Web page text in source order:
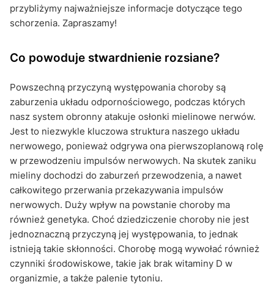
przybliżymy najważniejsze informacje dotyczące tego
schorzenia. Zapraszamy!
Co powoduje stwardnienie rozsiane?
Powszechną przyczyną występowania choroby są
zaburzenia układu odpornościowego, podczas których
nasz system obronny atakuje osłonki mielinowe nerwów.
Jest to niezwykle kluczowa struktura naszego układu
nerwowego, ponieważ odgrywa ona pierwszoplanową rolę
w przewodzeniu impulsów nerwowych. Na skutek zaniku
mieliny dochodzi do zaburzeń przewodzenia, a nawet
całkowitego przerwania przekazywania impulsów
nerwowych. Duży wpływ na powstanie choroby ma
również genetyka. Choć dziedziczenie choroby nie jest
jednoznaczną przyczyną jej występowania, to jednak
istnieją takie skłonności. Chorobę mogą wywołać również
czynniki środowiskowe, takie jak brak witaminy D w
organizmie, a także palenie tytoniu.